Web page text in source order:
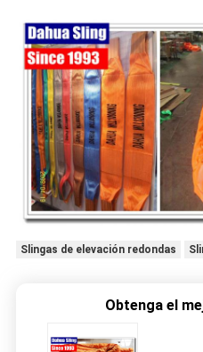
Slingas de elevación redondas
Obtenga el